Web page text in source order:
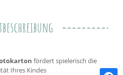
fördert spielerisch die
Ihres Kindes